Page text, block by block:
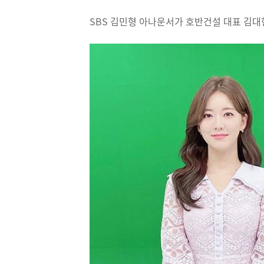
SBS 김민형 아나운서가 호반건설 대표 김